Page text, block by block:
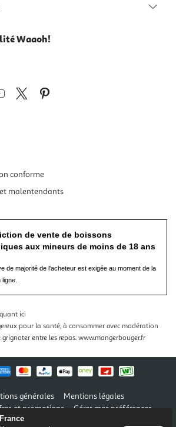
Waaoh!
conforme
malentendants
de vente de boissons
aux mineurs de moins de 18 ans
de majorité de l'acheteur est exigée au moment de la
ici
pour la santé, à consommer avec modération
entre les repas. www.mangerbouger.fr
générales
Mentions légales
et promotions
Gérer mes préférences